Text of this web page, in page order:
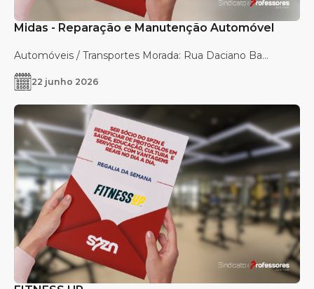
Midas - Reparação e Manutenção Automóvel
Automóveis / Transportes Morada: Rua Daciano Ba...
22 junho 2026